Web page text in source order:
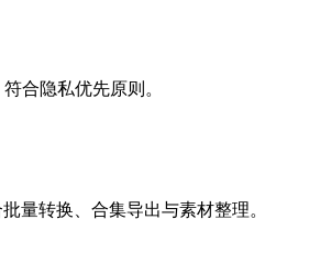
合隐私优先原则。
量转换、合集导出与素材整理。